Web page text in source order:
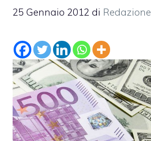
25 Gennaio 2012 di Redazione